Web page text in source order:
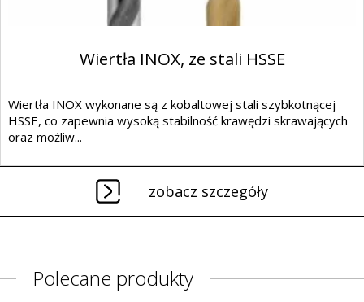
Wiertła INOX, ze stali HSSE
Wiertła INOX wykonane są z kobaltowej stali szybkotnącej
HSSE, co zapewnia wysoką stabilność krawędzi skrawających
oraz możliw...
zobacz szczegóły
Polecane produkty